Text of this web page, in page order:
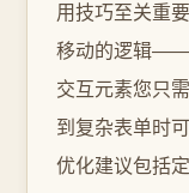
用技巧至关重
移动的逻辑——
交互元素您只
到复杂表单时
优化建议包括